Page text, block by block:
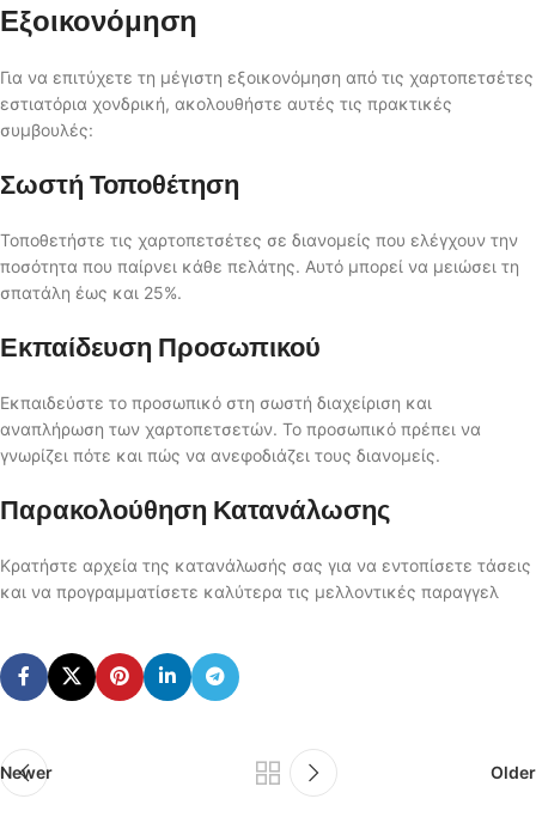
Εξοικονόμηση
Για να επιτύχετε τη μέγιστη εξοικονόμηση από τις χαρτοπετσέτες
εστιατόρια χονδρική, ακολουθήστε αυτές τις πρακτικές
συμβουλές:
Σωστή Τοποθέτηση
Τοποθετήστε τις χαρτοπετσέτες σε διανομείς που ελέγχουν την
ποσότητα που παίρνει κάθε πελάτης. Αυτό μπορεί να μειώσει τη
σπατάλη έως και 25%.
Εκπαίδευση Προσωπικού
Εκπαιδεύστε το προσωπικό στη σωστή διαχείριση και
αναπλήρωση των χαρτοπετσετών. Το προσωπικό πρέπει να
γνωρίζει πότε και πώς να ανεφοδιάζει τους διανομείς.
Παρακολούθηση Κατανάλωσης
Κρατήστε αρχεία της κατανάλωσής σας για να εντοπίσετε τάσεις
και να προγραμματίσετε καλύτερα τις μελλοντικές παραγγελ
Newer Older